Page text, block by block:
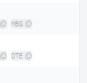
MBG
DTE